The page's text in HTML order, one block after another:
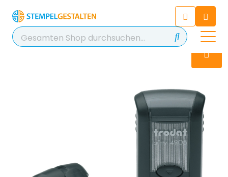
Chatten Sie 24/7 mit unserem
hilfreichen Chatbot
Kontakt
+49 2038 0480 403